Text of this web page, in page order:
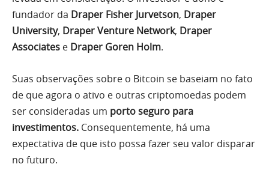
fundador da Draper Fisher Jurvetson, Draper
University, Draper Venture Network, Draper
Associates e Draper Goren Holm.
Suas observações sobre o Bitcoin se baseiam no fato
de que agora o ativo e outras criptomoedas podem
ser consideradas um porto seguro para
investimentos. Consequentemente, há uma
expectativa de que isto possa fazer seu valor disparar
no futuro.